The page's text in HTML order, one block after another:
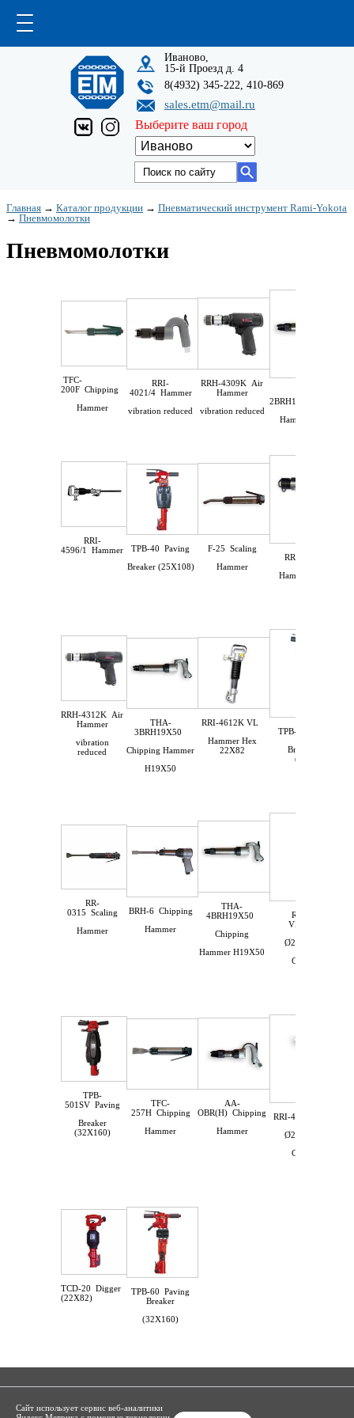
Иваново,
15-й Проезд д. 4
8(4932) 345-222, 410-869
sales.etm@mail.ru
Выберите ваш город
Главная → Каталог продукции → Пневматический инструмент Rami-Yokota
→ Пневмомолотки
Пневмомолотки
TFC-
200F Chipping
Hammer
RRI-
4021/4 Hammer
vibration reduced
RRH-4309K Air
Hammer
vibration reduced
2BRH19X50
Hammer H19X50
RRI-
4596/1
Hammer TPB-40 Paving
Breaker (25X108)
F-25 Scaling
Hammer
RRH-2000
Hammer Hexagon
RRH-4312K Air
Hammer
vibration
reduced
THA-
3BRH19X50
Chipping Hammer
H19X50
RRI-4612K VL
Hammer Hex
22X82
TPB-40SV
Breaker / Av /
(25X108)
RR-
0315 Scaling
Hammer
BRH-6 Chipping
Hammer
THA-
4BRH19X50
Chipping
Hammer H19X50
RRI-4612R
VL
Ø25X75/Screw
Cap Holder
TPB-
501SV Paving
Breaker
(32X160)
TFC-
257H Chipping
Hammer
AA-
OBR(H) Chipping
Hammer
RRI-4596R
Ø25X75/Screw
Cap Holder
TCD-20 Digger
(22X82)
TPB-60 Paving
Breaker
(32X160)
Copyright ООО "ЕТМ", 2003-2020
Сайт использует сервис веб-аналитики